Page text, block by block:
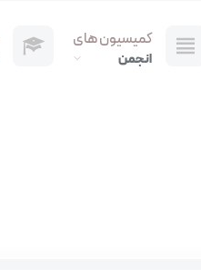
کمیسیون های
انجمن